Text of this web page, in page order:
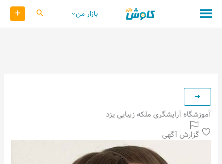
محتوا
بازار من کاوش +
آموزشگاه آرایشگری ملکه زیبایی یزد
گزارش آگهی